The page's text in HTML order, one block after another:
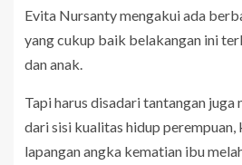
Evita Nursanty mengakui ada
yang cukup baik belakangan ini
dan anak.
Tapi harus disadari tantangan juga
dari sisi kualitas hidup
lapangan angka kematian ibu